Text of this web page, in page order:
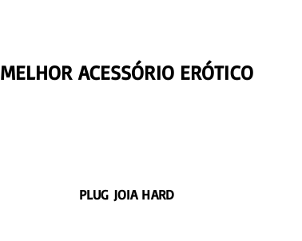
MELHOR ACESSÓRIO ERÓTICO
PLUG JOIA HARD